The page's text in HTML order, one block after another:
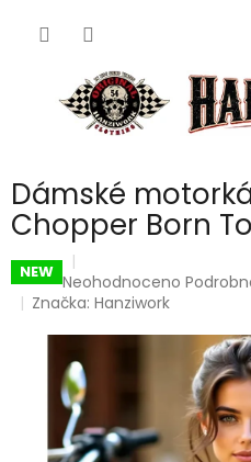
Dámské
Chopper Born
NEW Průměrné
hodnocení
0,0
z
5
hvězdiček.
Neohodnoceno
Značka:Hanziwork